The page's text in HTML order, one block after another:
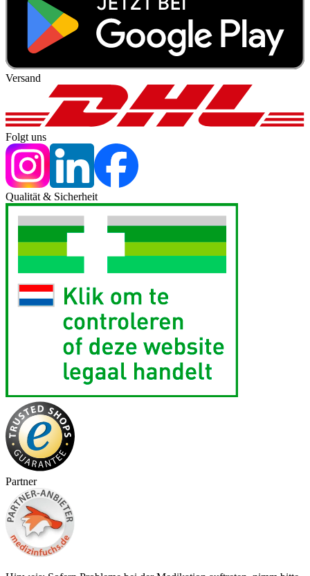
Versand
Folgt uns
Qualität & Sicherheit
Partner